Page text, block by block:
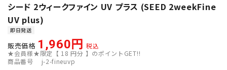
シード 2ウィークファイン UV プラス (SEED 2weekFine
UV plus)
即日発送
販売価格 1,960
税込
★会員様★限定【 18 円分 】のポイントGET!!
商品番号
j-2-fineuvp